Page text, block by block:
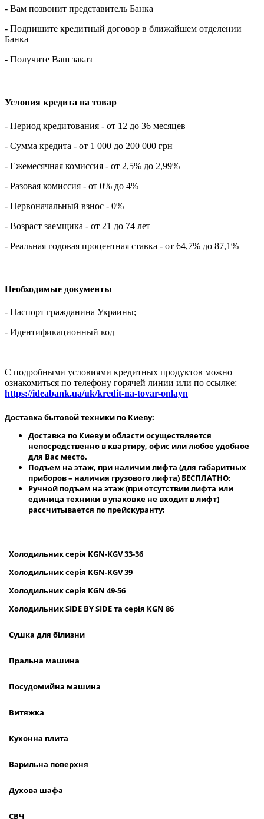
- Вам позвонит представитель Банка
- Подпишите кредитный договор в ближайшем отделении
Банка
- Получите Ваш заказ
Условия кредита на товар
- Период кредитования - от 12 до 36 месяцев
- Сумма кредита - от 1 000 до 200 000 грн
- Ежемесячная комиссия - от 2,5% до 2,99%
- Разовая комиссия - от 0% до 4%
- Первоначальный взнос - 0%
- Возраст заемщика - от 21 до 74 лет
- Реальная годовая процентная ставка - от 64,7% до 87,1%
Необходимые документы
- Паспорт гражданина Украины;
- Идентификационный код
С подробными условиями кредитных продуктов можно
ознакомиться по телефону горячей линии или по ссылке:
https://ideabank.ua/uk/kredit-na-tovar-onlayn
Доставка бытовой техники по Киеву:
Доставка по Киеву и области осуществляется
непосредственно в квартиру, офис или любое удобное
для Вас место.
Подъем на этаж, при наличии лифта (для габаритных
приборов – наличия грузового лифта) БЕСПЛАТНО;
Ручной подъем на этаж (при отсутствии лифта или
единица техники в упаковке не входит в лифт)
рассчитывается по прейскуранту:
Холодильниксерія KGN-KGV33-36
Холодильник серія KGN-KGV39
Холодильник серія KGN 49-56
ХолодильникSIDE BYSIDEта серія KGN 86
Сушка для білизни
Пральна машина
Посудомийна машина
Витяжка
Кухонна плита
Варильна поверхня
Духова шафа
СВЧ